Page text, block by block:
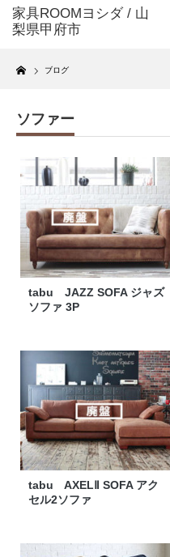
Home
ブログ
ソファー
tabu JAZZ SOFA ジャズ
ソファ 3P
tabu AXELⅡ SOFA アク
セル2ソファ